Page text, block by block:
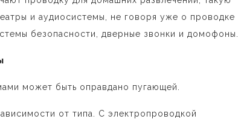
и аудиосистемы, не говоря уже о проводке
безопасности, дверные звонки и домофоны.
может быть оправдано пугающей.
от типа. С электропроводкой